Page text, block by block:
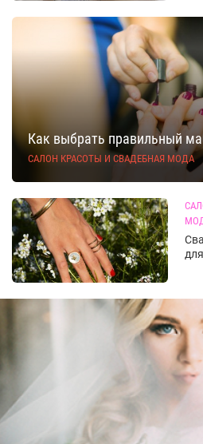
Как выбрать правильный
САЛОН КРАСОТЫ И СВАДЕБНАЯ МОДА